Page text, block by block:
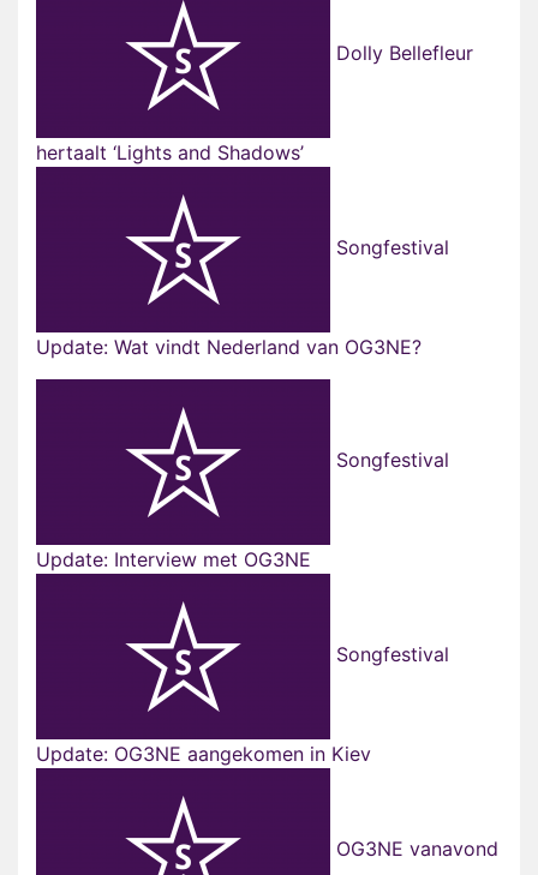
Dolly Bellefleur
hertaalt ‘Lights and Shadows’
Songfestival
Update: Wat vindt Nederland van OG3NE?
Songfestival
Update: Interview met OG3NE
Songfestival
Update: OG3NE aangekomen in Kiev
OG3NE vanavond